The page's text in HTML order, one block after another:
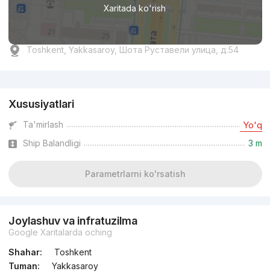
Xaritada ko'rish
Toshkent, Yakkasaroy, Шота Руставели улица, д.54
Xususiyatlari
Ta'mirlash Yo'q
Ship Balandligi 3 m
Parametrlarni ko'rsatish
Joylashuv va infratuzilma
Google Xaritalarda oching
Shahar:
Toshkent
Tuman:
Yakkasaroy